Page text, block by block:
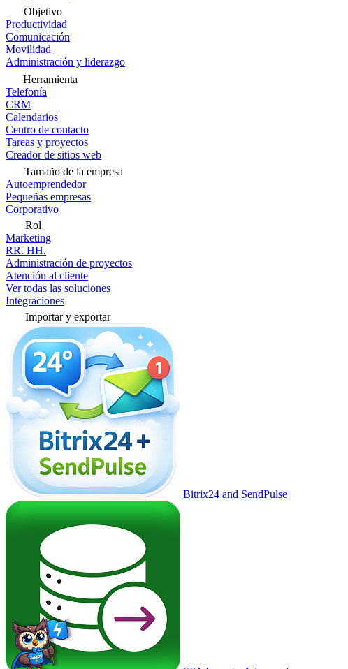
Objetivo
Productividad
Comunicación
Movilidad
Administración y liderazgo
Herramienta
Telefonía
CRM
Calendarios
Centro de contacto
Tareas y proyectos
Creador de sitios web
Tamaño de la empresa
Autoemprendedor
Pequeñas empresas
Corporativo
Rol
Marketing
RR. HH.
Administración de proyectos
Atención al cliente
Ver todas las soluciones
Integraciones
Importar y exportar
Bitrix24 and SendPulse